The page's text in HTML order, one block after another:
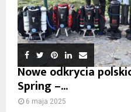
Nowe odkrycia
Spring –...
6 maja 2025